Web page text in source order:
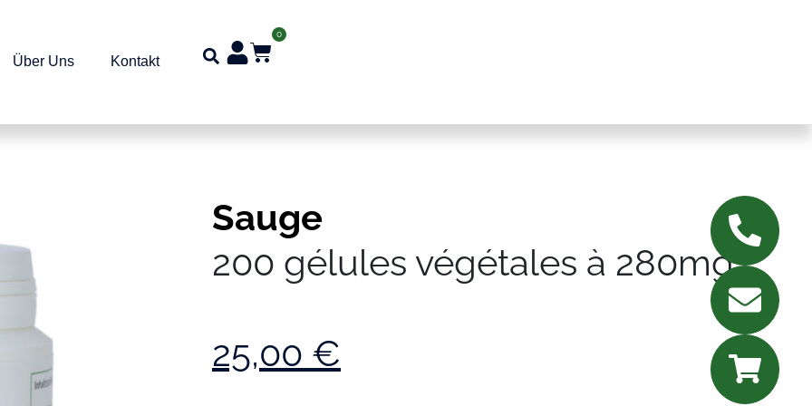
Über Uns Kontakt
0
Sauge
200 gélules végétales à 280mg
25,00 €